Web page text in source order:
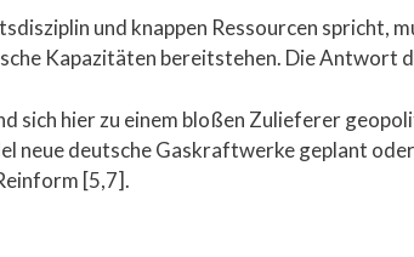
und knappen Ressourcen spricht,
Kapazitäten bereitstehen. Die Antwort
sich hier zu einem bloßen Zulieferer
neue deutsche Gaskraftwerke geplant
[5,7].